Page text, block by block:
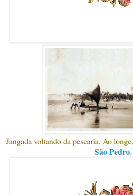
Jangada voltando da pescaria. Ao
São Pedro.